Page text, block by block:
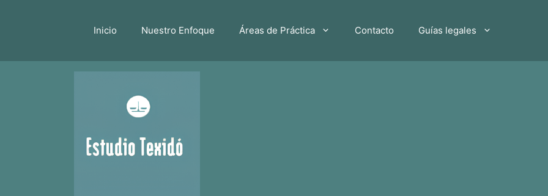
Inicio Nuestro Enfoque Áreas de Práctica Contacto Guías legales